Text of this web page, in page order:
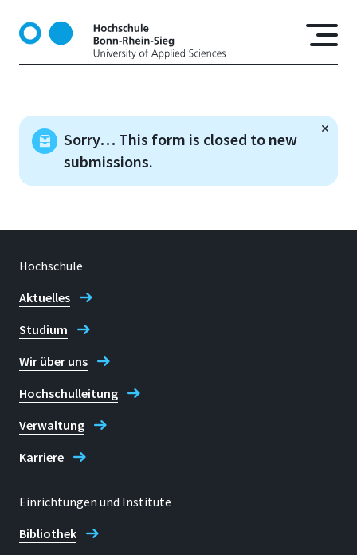
Sorry… This form is closed to new
submissions.
Hochschule
Aktuelles
Studium
Wir über uns
Hochschulleitung
Verwaltung
Karriere
Einrichtungen und Institute
Bibliothek